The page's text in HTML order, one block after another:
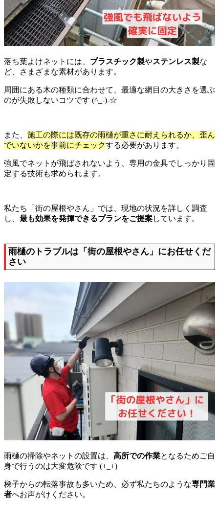
落ち葉よけネットには、 プラスチック製やステンレス製な
ど、さまざまな素材があります。
周囲にある木の種類に合わせて、最適な網目の大きさを選ぶ
のが失敗しないコツです (^_-)-☆
また、 施工の際には既存の雨樋が重さに耐えられるか、歪ん
でいないかを事前にチェックする必要があります。
強風でネットが飛ばされないよう、専用の金具でしっかり固
定する技術も求められます。
私たち「街の屋根やさん」では、現地の状況を詳しく調査
し、 最も効果を発揮できるプランをご提案しています。
雨樋のトラブルは「街の屋根やさん」にお任せくだ
さい
雨樋の掃除やネットの設置は、 高所での作業となるためご自
身で行うのは大変危険です (+_+)
梯子からの転落事故も多いため、必ず私たちのような専門業
者へお声がけください。